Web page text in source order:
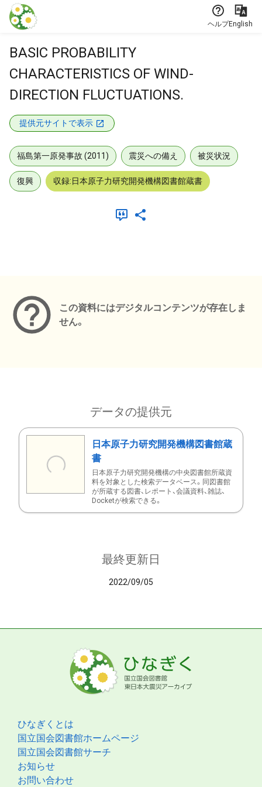
本文に飛ぶ
ヘルプEnglish
BASIC PROBABILITY
CHARACTERISTICS OF WIND-
DIRECTION FLUCTUATIONS.
提供元サイトで表示
福島第一原発事故 (2011) 震災への備え 被災状況
復興 収録:日本原子力研究開発機構図書館蔵書
この資料にはデジタルコンテンツが存在しま
せん。
データの提供元
日本原子力研究開発機構図書館蔵
書
日本原子力研究開発機構の中央図書館所蔵資
料を対象とした検索データベース。同図書館
が所蔵する図書、レポート、会議資料、雑誌、
Docketが検索できる。
最終更新日
2022/09/05
ひなぎくとは
国立国会図書館ホームページ
国立国会図書館サーチ
お知らせ
お問い合わせ